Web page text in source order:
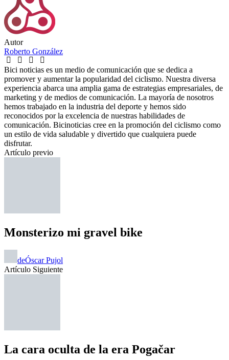
Autor
Roberto González
Bici noticias es un medio de comunicación que se dedica a
promover y aumentar la popularidad del ciclismo. Nuestra diversa
experiencia abarca una amplia gama de estrategias empresariales, de
marketing y de medios de comunicación. La mayoría de nosotros
hemos trabajado en la industria del deporte y hemos sido
reconocidos por la excelencia de nuestras habilidades de
comunicación. Bicinoticias cree en la promoción del ciclismo como
un estilo de vida saludable y divertido que cualquiera puede
disfrutar.
Artículo previo
Monsterizo mi gravel bike
deÓscar Pujol
Artículo Siguiente
La cara oculta de la era Pogačar